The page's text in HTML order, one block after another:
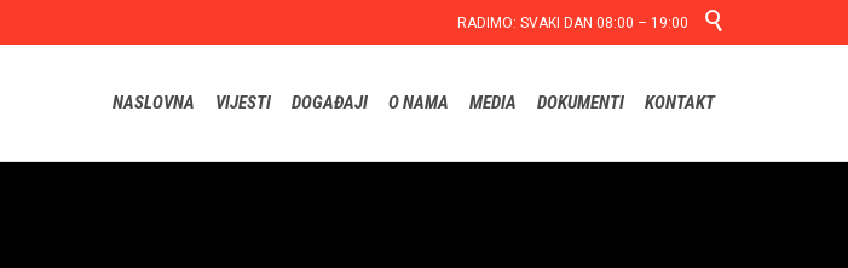
RADIMO: SVAKI DAN 08:00 – 19:00 
NASLOVNA VIJESTI DOGAĐAJI O NAMA MEDIA DOKUMENTI KONTAKT